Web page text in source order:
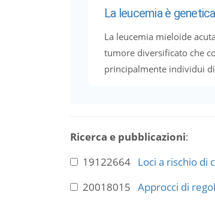
La leucemia è genetica
La leucemia mieloide
tumore diversificato che
principalmente individui
Ricerca e pubblicazioni:
19122664 Loci a rischio di
20018015 Approcci di